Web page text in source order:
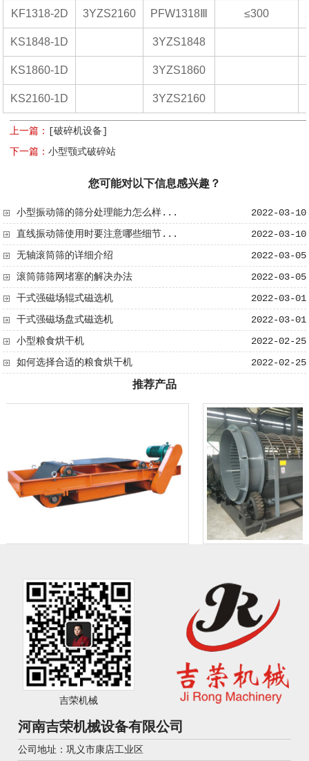
KF1318-2D 3YZS2160 PFW1318Ⅲ ≤300
KS1848-1D 3YZS1848
KS1860-1D 3YZS1860
KS2160-1D 3YZS2160
上一篇：
[破碎机设备]
下一篇：小型颚式破碎站
您可能对以下信息感兴趣？
2022-03-10
小型振动筛的筛分处理能力怎么样...
2022-03-10
直线振动筛使用时要注意哪些细节...
2022-03-05
无轴滚筒筛​的详细介绍
2022-03-05
滚筒筛筛网堵塞的解决办法
2022-03-01
干式强磁场辊式磁选机
2022-03-01
干式强磁场盘式磁选机
2022-02-25
小型粮食烘干机
2022-02-25
如何选择合适的粮食烘干机
推荐产品
吉荣机械
河南吉荣机械设备有限公司
公司地址：巩义市康店工业区